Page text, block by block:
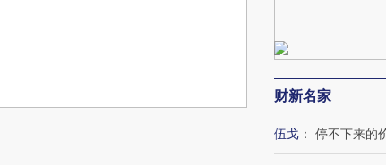
财新名家
伍戈 ： 停不下来的